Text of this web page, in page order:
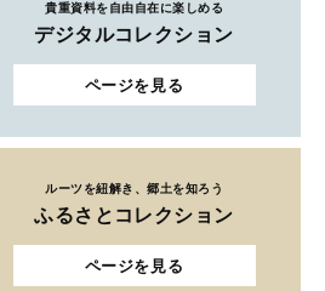
貴重資料を自由自在に楽しめる
デジタルコレクション
ページを見る
ルーツを紐解き、郷土を知ろう
ふるさとコレクション
ページを見る